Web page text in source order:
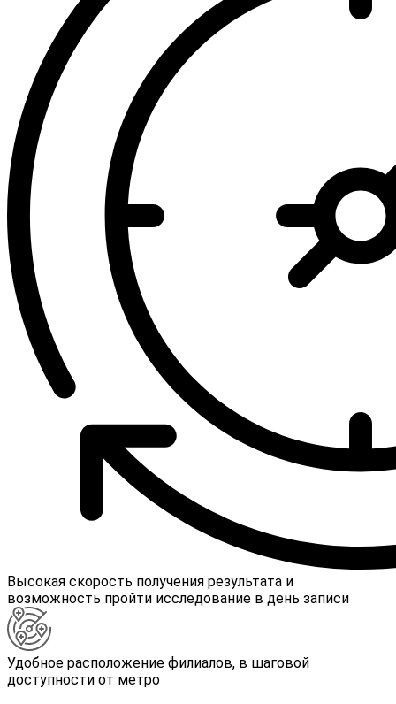
Высокая скорость получения результата и
возможность пройти исследование в день записи
Удобное расположение филиалов, в шаговой
доступности от метро